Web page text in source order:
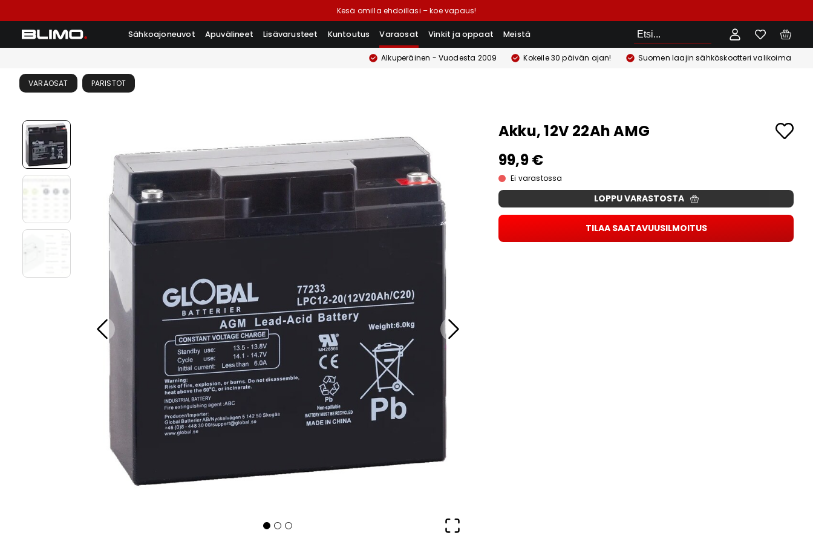
Kesä omilla ehdoillasi – koe vapaus!
Sähkoajoneuvot Apuvälineet Lisävarusteet Kuntoutus Varaosat Vinkit ja oppaat Meistä Etsi
Alkuperäinen - Vuodesta 2009 Kokeile 30 päivän ajan! Suomen laajin sähköskootteri valikoima
VARAOSAT PARISTOT
Akku, 12V 22Ah AMG
99,9 €
Ei varastossa
LOPPU VARASTOSTA
TILAA SAATAVUUSILMOITUS